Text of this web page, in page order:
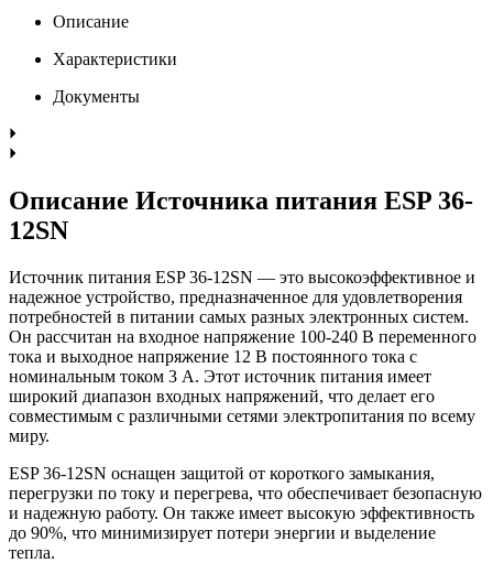
Описание
Характеристики
Документы
Описание Источника питания ESP 36-
12SN
Источник питания ESP 36-12SN — это высокоэффективное и
надежное устройство, предназначенное для удовлетворения
потребностей в питании самых разных электронных систем.
Он рассчитан на входное напряжение 100-240 В переменного
тока и выходное напряжение 12 В постоянного тока с
номинальным током 3 А. Этот источник питания имеет
широкий диапазон входных напряжений, что делает его
совместимым с различными сетями электропитания по всему
миру.
ESP 36-12SN оснащен защитой от короткого замыкания,
перегрузки по току и перегрева, что обеспечивает безопасную
и надежную работу. Он также имеет высокую эффективность
до 90%, что минимизирует потери энергии и выделение
тепла.